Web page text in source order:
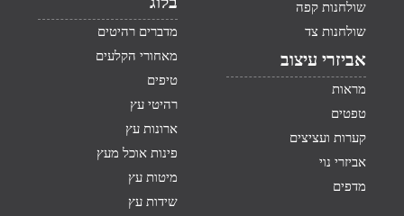
שולחנות קפה
שולחנות צד
אביזרי עיצוב
מראות
טפטים
קערות ועציצים
אביזרי נוי
מדפים
מדברים רהיטים
מאחורי הקלעים
טיפים
רהיטי עץ
ארונות עץ
פינות אוכל מעץ
מיטות עץ
שידות עץ